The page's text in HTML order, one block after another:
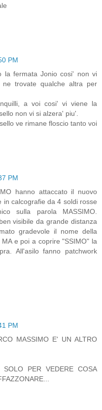
PM
la fermata Jonio cosi' non vi
trovate qualche altra per
a voi cosi' vi viene la
non vi si alzera' piu'.
ve rimane floscio tanto voi
PM
hanno attaccato il nuovo
calcografie da 4 soldi rosse
sulla parola MASSIMO.
visibile da grande distanza
gradevole il nome della
e poi a coprire "SSIMO" la
All'asilo fanno patchwork
PM
MASSIMO E' UN ALTRO
SOLO PER VEDERE COSA